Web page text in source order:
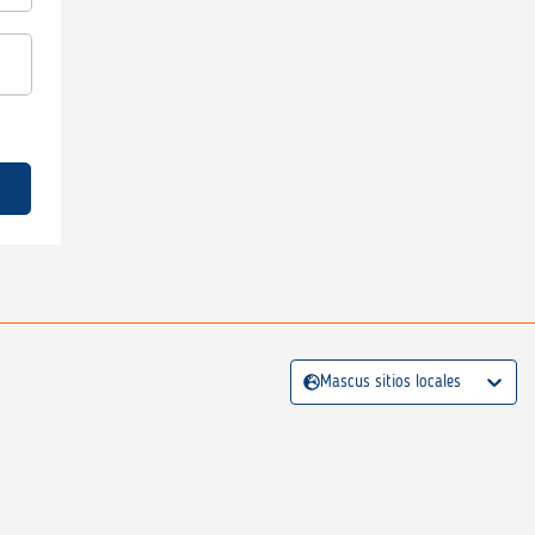
Mascus sitios locales